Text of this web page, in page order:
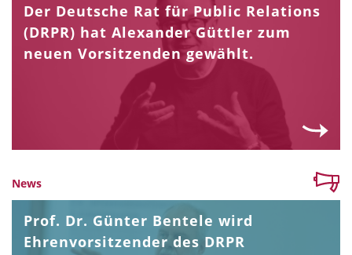
Der Deutsche Rat für Public Relations
(DRPR) hat Alexander Güttler zum
neuen Vorsitzenden gewählt.
News
Prof. Dr. Günter Bentele wird
Ehrenvorsitzender des DRPR